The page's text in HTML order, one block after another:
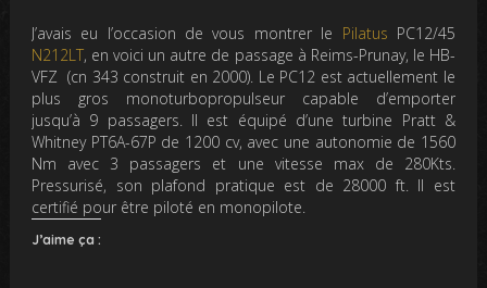
J’avais eu l’occasion de vous montrer le Pilatus PC12/45
N212LT, en voici un autre de passage à Reims-Prunay, le HB-
VFZ (cn 343 construit en 2000). Le PC12 est actuellement le
plus gros monoturbopropulseur capable d’emporter
jusqu’à 9 passagers. Il est équipé d’une turbine Pratt &
Whitney PT6A-67P de 1200 cv, avec une autonomie de 1560
Nm avec 3 passagers et une vitesse max de 280Kts.
Pressurisé, son plafond pratique est de 28000 ft. Il est
certifié pour être piloté en monopilote.
J’aime ça :